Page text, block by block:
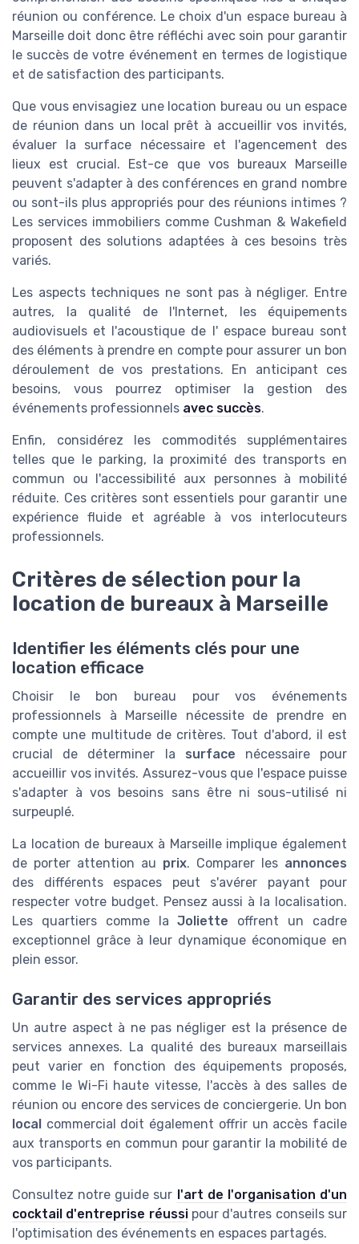
réunion ou conférence. Le choix d'un espace bureau à
Marseille doit donc être réfléchi avec soin pour garantir
le succès de votre événement en termes de logistique
et de satisfaction des participants.
Que vous envisagiez une location bureau ou un espace
de réunion dans un local prêt à accueillir vos invités,
évaluer la surface nécessaire et l'agencement des
lieux est crucial. Est-ce que vos bureaux Marseille
peuvent s'adapter à des conférences en grand nombre
ou sont-ils plus appropriés pour des réunions intimes ?
Les services immobiliers comme Cushman & Wakefield
proposent des solutions adaptées à ces besoins très
variés.
Les aspects techniques ne sont pas à négliger. Entre
autres, la qualité de l'Internet, les équipements
audiovisuels et l'acoustique de l' espace bureau sont
des éléments à prendre en compte pour assurer un bon
déroulement de vos prestations. En anticipant ces
besoins, vous pourrez optimiser la gestion des
événements professionnels avec succès.
Enfin, considérez les commodités supplémentaires
telles que le parking, la proximité des transports en
commun ou l'accessibilité aux personnes à mobilité
réduite. Ces critères sont essentiels pour garantir une
expérience fluide et agréable à vos interlocuteurs
professionnels.
Critères de sélection pour la
location de bureaux à Marseille
Identifier les éléments clés pour une
location efficace
Choisir le bon bureau pour vos événements
professionnels à Marseille nécessite de prendre en
compte une multitude de critères. Tout d'abord, il est
crucial de déterminer la surface nécessaire pour
accueillir vos invités. Assurez-vous que l'espacepuisse
s'adapter à vos besoins sans être ni sous-utilisé ni
surpeuplé.
La location de bureaux à Marseille implique également
de porter attention au prix. Comparer les annonces
des différents espaces peut s'avérer payant pour
respecter votre budget. Pensez aussi à la localisation.
Les quartiers comme laJoliette offrent un cadre
exceptionnel grâce à leur dynamique économique en
plein essor.
Garantir des services appropriés
Un autre aspect à ne pas négliger est la présence de
services annexes. La qualité des bureaux marseillais
peut varier en fonction des équipements proposés,
comme le Wi-Fi haute vitesse, l'accès à des salles de
réunion ou encore des services de conciergerie. Un bon
local commercial doit également offrir un accès facile
aux transports en commun pour garantir la mobilité de
vos participants.
Consultez notre guide sur l'art de l'organisation d'un
cocktail d'entreprise réussipour d'autres conseils sur
l'optimisation des événements en espaces partagés.